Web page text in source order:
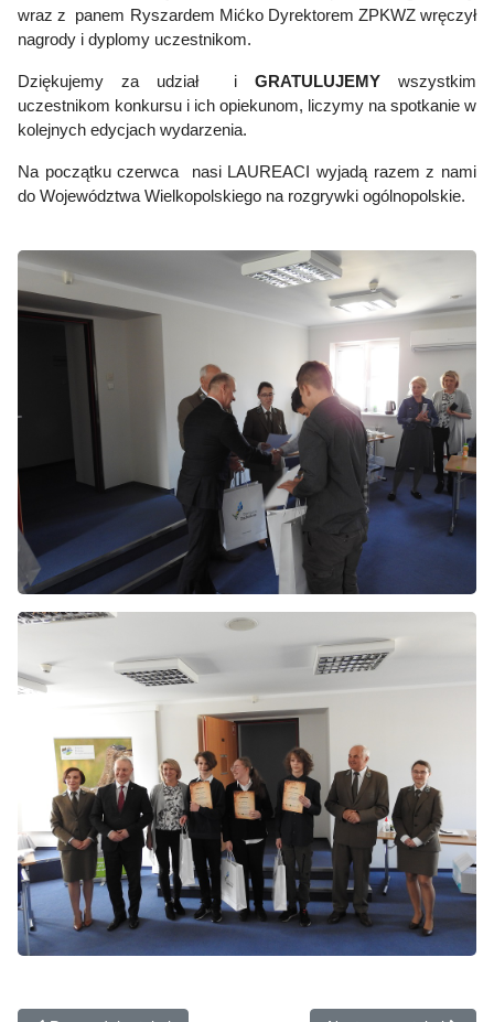
wraz z panem Ryszardem Mićko Dyrektorem ZPKWZ wręczył
nagrody i dyplomy uczestnikom.
Dziękujemy za udział i GRATULUJEMY wszystkim
uczestnikom konkursu i ich opiekunom, liczymy na spotkanie w
kolejnych edycjach wydarzenia.
Na początku czerwca nasi LAUREACI wyjadą razem z nami
do Województwa Wielkopolskiego na rozgrywki ogólnopolskie.